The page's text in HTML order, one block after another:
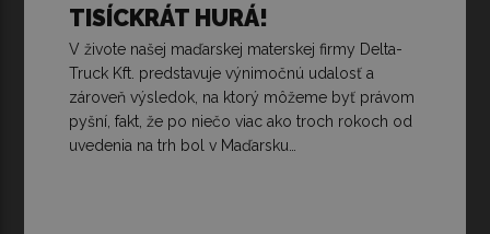
TISÍCKRÁT HURÁ!
V živote našej maďarskej materskej firmy Delta-
Truck Kft. predstavuje výnimočnú udalosť a
zároveň výsledok, na ktorý môžeme byť právom
pyšní, fakt, že po niečo viac ako troch rokoch od
uvedenia na trh bol v Maďarsku…